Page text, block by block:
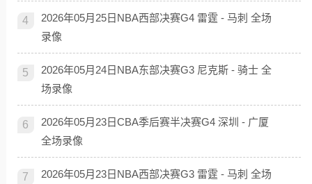
4
2026年05月25日NBA西部决赛G4 雷霆 - 马刺 全场
录像
5
2026年05月24日NBA东部决赛G3 尼克斯 - 骑士 全
场录像
6
2026年05月23日CBA季后赛半决赛G4 深圳 - 广厦
全场录像
7
2026年05月23日NBA西部决赛G3 雷霆 - 马刺 全场